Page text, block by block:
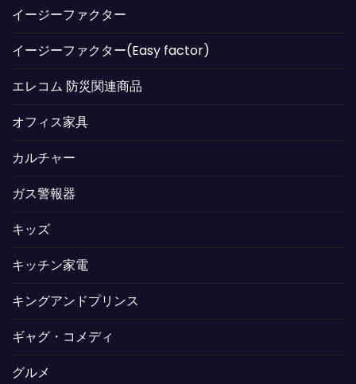
イージーファクター
イージーファクター(Easy factor)
エレコム 防災関連商品
オフィス家具
カルチャー
ガス警報器
キッズ
キッチン家電
キングアンドプリンス
ギャグ・コメディ
グルメ